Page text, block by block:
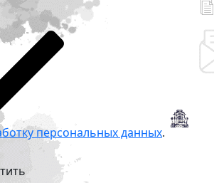
персональных данных.